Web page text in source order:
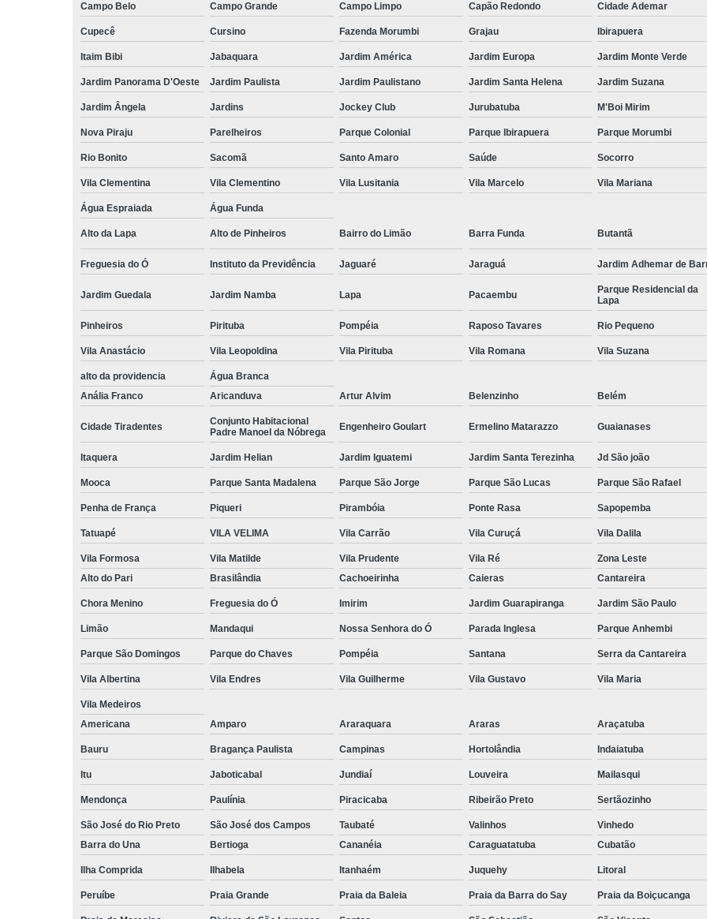
Central de Comando Eletrônico
Central de Multimídia
Central
Central Multimídia Android
Central
Central Multimídia de Pcd
Central
Comando com Pomo Eletrônico para o
Comando Elétrico Volante para Deficiente
Comando Elétrico Volante Pcd
Comando Volante Pcd
Comprar Kit
Comprar Kit Acelerador e Freio
Comprar Kit Acelerador e Freio
Comprar Kit Acelerador e Freio
Comprar Kit Acelerador e
Comprar Kit Acelerador e
Comprar Kit Acelerador e
Comprar Kit Acelerador e Freio Universal
Embreagem Eletrônica Adaptada
Embreagem Eletrônica Adaptada para
Embreagem Eletrônica para Cadeirante
Embreagem Eletrônica para Deficientes
Embreagem Eletrônica
Kit Acelerador e Freio ao
Kit Acelerador e Freio Manual
Kit Acelerador e Freio
Kit Acelerador e Freio Manual Adaptação Pcd
Kit Acelerador e
Kit Acelerador e Freio
Campo Belo Campo Grande Campo Limpo Capão Redondo Cidade Ademar
Cupecê Cursino Fazenda Morumbi Grajau Ibirapuera
Itaim Bibi Jabaquara Jardim América Jardim Europa Jardim Monte Verde
Jardim Panorama D'Oeste Jardim Paulista Jardim Paulistano Jardim Santa Helena Jardim Suzana
Jardim Ângela Jardins Jockey Club Jurubatuba M'Boi Mirim
Nova Piraju Parelheiros Parque Colonial Parque Ibirapuera Parque Morumbi
Rio Bonito Sacomã Santo Amaro Saúde Socorro
Vila Clementina Vila Clementino Vila Lusitania Vila Marcelo Vila Mariana
Água Espraiada Água Funda
Alto da Lapa Alto de Pinheiros Bairro do Limão Barra Funda Butantã
Freguesia do Ó Instituto da Previdência Jaguaré Jaraguá Jardim Adhemar de
Jardim Guedala Jardim Namba Lapa Pacaembu
Parque Residencial da
Lapa
Pinheiros Pirituba Pompéia Raposo Tavares Rio Pequeno
Vila Anastácio Vila Leopoldina Vila Pirituba Vila Romana Vila Suzana
alto da providencia
Água Branca
Anália Franco
Aricanduva Artur Alvim Belenzinho Belém
Cidade Tiradentes
Conjunto Habitacional
Padre Manoel da Nóbrega
Engenheiro Goulart Ermelino Matarazzo Guaianases
Itaquera Jardim Helian Jardim Iguatemi Jardim Santa Terezinha Jd São joão
Mooca Parque Santa Madalena Parque São Jorge Parque São Lucas Parque São Rafael
Penha de França Piqueri Pirambóia Ponte Rasa Sapopemba
Tatuapé VILA VELIMA Vila Carrão Vila Curuçá Vila Dalila
Vila Formosa Vila Matilde Vila Prudente Vila Ré Zona Leste
Alto do Pari
Brasilândia Cachoeirinha Caieras Cantareira
Chora Menino Freguesia do Ó Imirim Jardim Guarapiranga Jardim São Paulo
Limão Mandaqui Nossa Senhora do Ó Parada Inglesa Parque Anhembi
Parque São Domingos Parque do Chaves Pompéia Santana Serra da Cantareira
Vila Albertina Vila Endres Vila Guilherme Vila Gustavo Vila Maria
Vila Medeiros
Americana
Amparo Araraquara Araras Araçatuba
Bauru Bragança Paulista Campinas Hortolândia Indaiatuba
Itu Jaboticabal Jundiaí Louveira Mailasqui
Mendonça Paulínia Piracicaba Ribeirão Preto Sertãozinho
São José do Rio Preto São José dos Campos Taubaté Valinhos Vinhedo
Barra do Una
Bertioga Cananéia Caraguatatuba Cubatão
Ilha Comprida Ilhabela Itanhaém Juquehy Litoral
Peruíbe Praia Grande Praia da Baleia Praia da Barra do Say Praia da Boiçucanga